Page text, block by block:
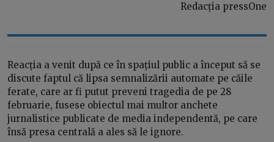
Redacția pressOne
Reacția a venit după ce în spațiul public a început să se
discute faptul că lipsa semnalizării automate pe căile
ferate, care ar fi putut preveni tragedia de pe 28
februarie, fusese obiectul mai multor anchete
jurnalistice publicate de media independentă, pe care
însă presa centrală a ales să le ignore.